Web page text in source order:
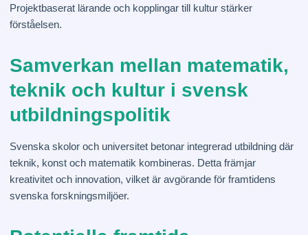
Projektbaserat lärande och kopplingar till kultur stärker
förståelsen.
Samverkan mellan matematik,
teknik och kultur i svensk
utbildningspolitik
Svenska skolor och universitet betonar integrerad utbildning där
teknik, konst och matematik kombineras. Detta främjar
kreativitet och innovation, vilket är avgörande för framtidens
svenska forskningsmiljöer.